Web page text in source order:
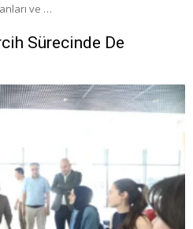
ve …
Sürecinde De